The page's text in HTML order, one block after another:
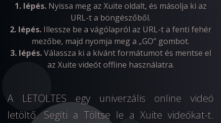
1. lépés.Nyissa meg az Xuite oldalt, és másolja ki az
URL-t a böngészőből.
2. lépés.Illessze be a vágólapról az URL-t a fenti fehér
mezőbe, majd nyomja meg a „GO” gombot.
3. lépés.Válassza ki a kívánt formátumot és mentse el
az Xuite videót offline használatra.
A LETOLTES egy univerzális online videó
letöltő. Segíti a Töltse le a Xuite videókat-t.